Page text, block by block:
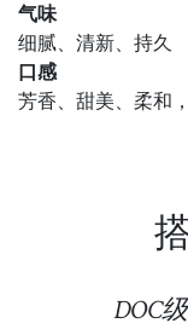
气味
细腻、清新、持久
口感
芳香、甜美、柔和
DOC